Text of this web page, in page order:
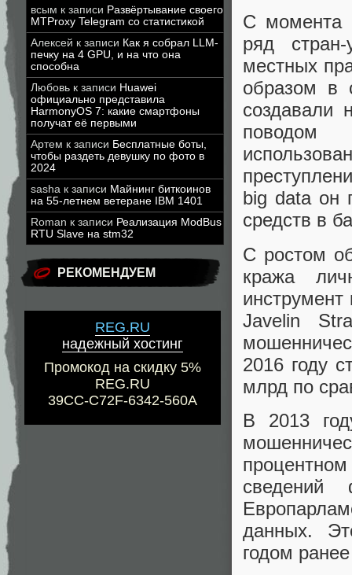
всым к записи Развёртывание своего
MTProxy Telegram со статистикой
Алексей к записи Как я собрал LLM-
печку на 4 GPU, и на что она
способна
Любовь к записи Huawei
официально представила
HarmonyOS 7: какие смартфоны
получат её первыми
Артем к записи Бесплатные боты,
чтобы раздеть девушку по фото в
2024
sasha к записи Майнинг биткоинов
на 55-летнем ветеране IBM 1401
Roman к записи Реализация ModBus
RTU Slave на stm32
РЕКОМЕНДУЕМ
REG.RU
надежный хостинг
Промокод на скидку 5%
REG.RU
39CC-C72F-6342-560A
С момента
ряд
местных
образом в
создавали
поводом
big data он
средств в
С ростом
кража
инструмент
Javelin
2016 году
млрд по
В 2013
данных.
годом